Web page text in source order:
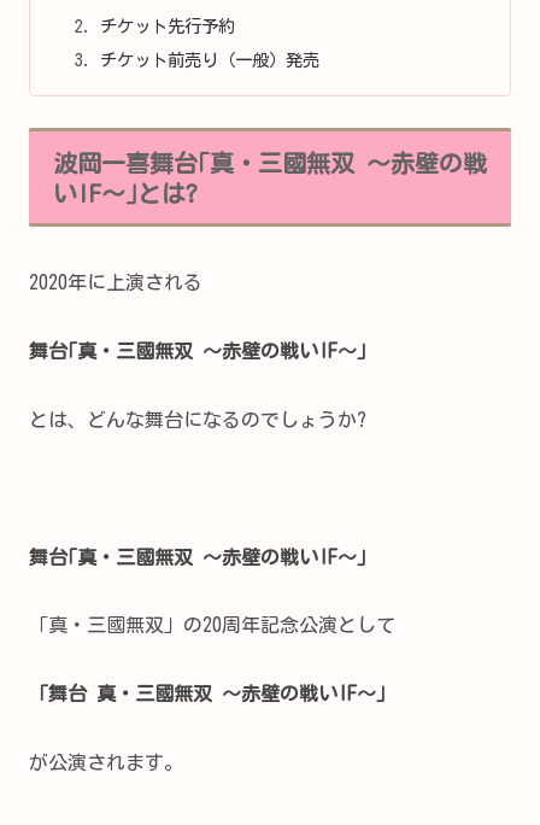
チケット先行予約
チケット前売り（一般）発売
波岡一喜舞台｢真・三國無双 ～赤壁の戦
いIF～｣とは?
2020年に上演される
舞台｢真・三國無双 ～赤壁の戦いIF～｣
とは、どんな舞台になるのでしょうか?
舞台｢真・三國無双 ～赤壁の戦いIF～｣
「真・三國無双」の20周年記念公演として
「舞台 真・三國無双 ～赤壁の戦いIF～」
が公演されます。